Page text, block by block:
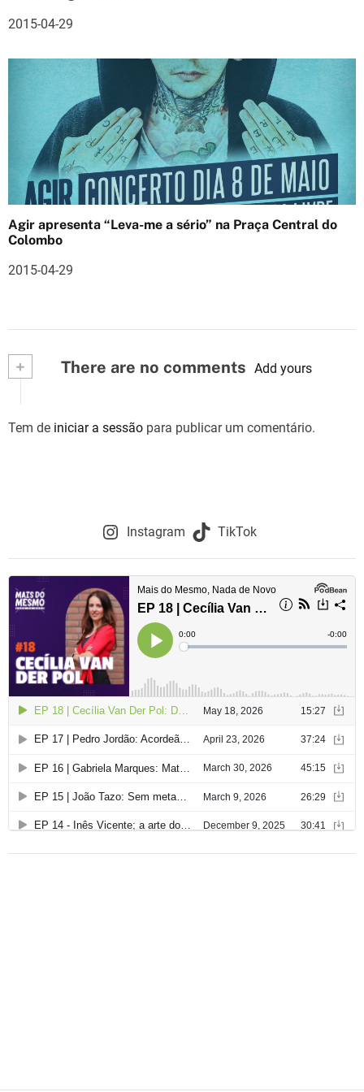
s
2015-04-29
Agir apresenta “Leva-me a sério” na Praça Central do
Colombo
2015-04-29
+ There are no comments Add yours
Tem de iniciar a sessão para publicar um comentário.
Instagram TikTok